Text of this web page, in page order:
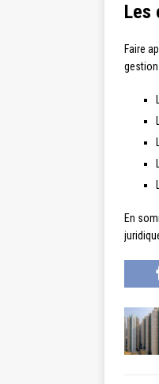
Les
Faire
En